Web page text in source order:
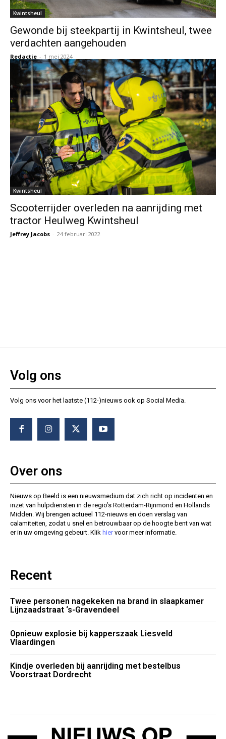
Kwintsheul
Gewonde bij steekpartij in Kwintsheul, twee
verdachten aangehouden
Redactie - 1 mei 2024
Kwintsheul
Scooterrijder overleden na aanrijding met
tractor Heulweg Kwintsheul
Jeffrey Jacobs - 24 februari 2022
Volg ons
Volg ons voor het laatste (112-)nieuws ook op Social Media.
Over ons
Nieuws op Beeld is een nieuwsmedium dat zich richt op incidenten en
inzet van hulpdiensten in de regio’s Rotterdam-Rijnmond en Hollands
Midden. Wij brengen actueel 112-nieuws en doen verslag van
calamiteiten, zodat u snel en betrouwbaar op de hoogte bent van wat
er in uw omgeving gebeurt. Klik hiervoor meer informatie.
Recent
Twee personen nagekeken na brand in slaapkamer
Lijnzaadstraat ‘s-Gravendeel
Opnieuw explosie bij kapperszaak Liesveld
Vlaardingen
Kindje overleden bij aanrijding met bestelbus
Voorstraat Dordrecht